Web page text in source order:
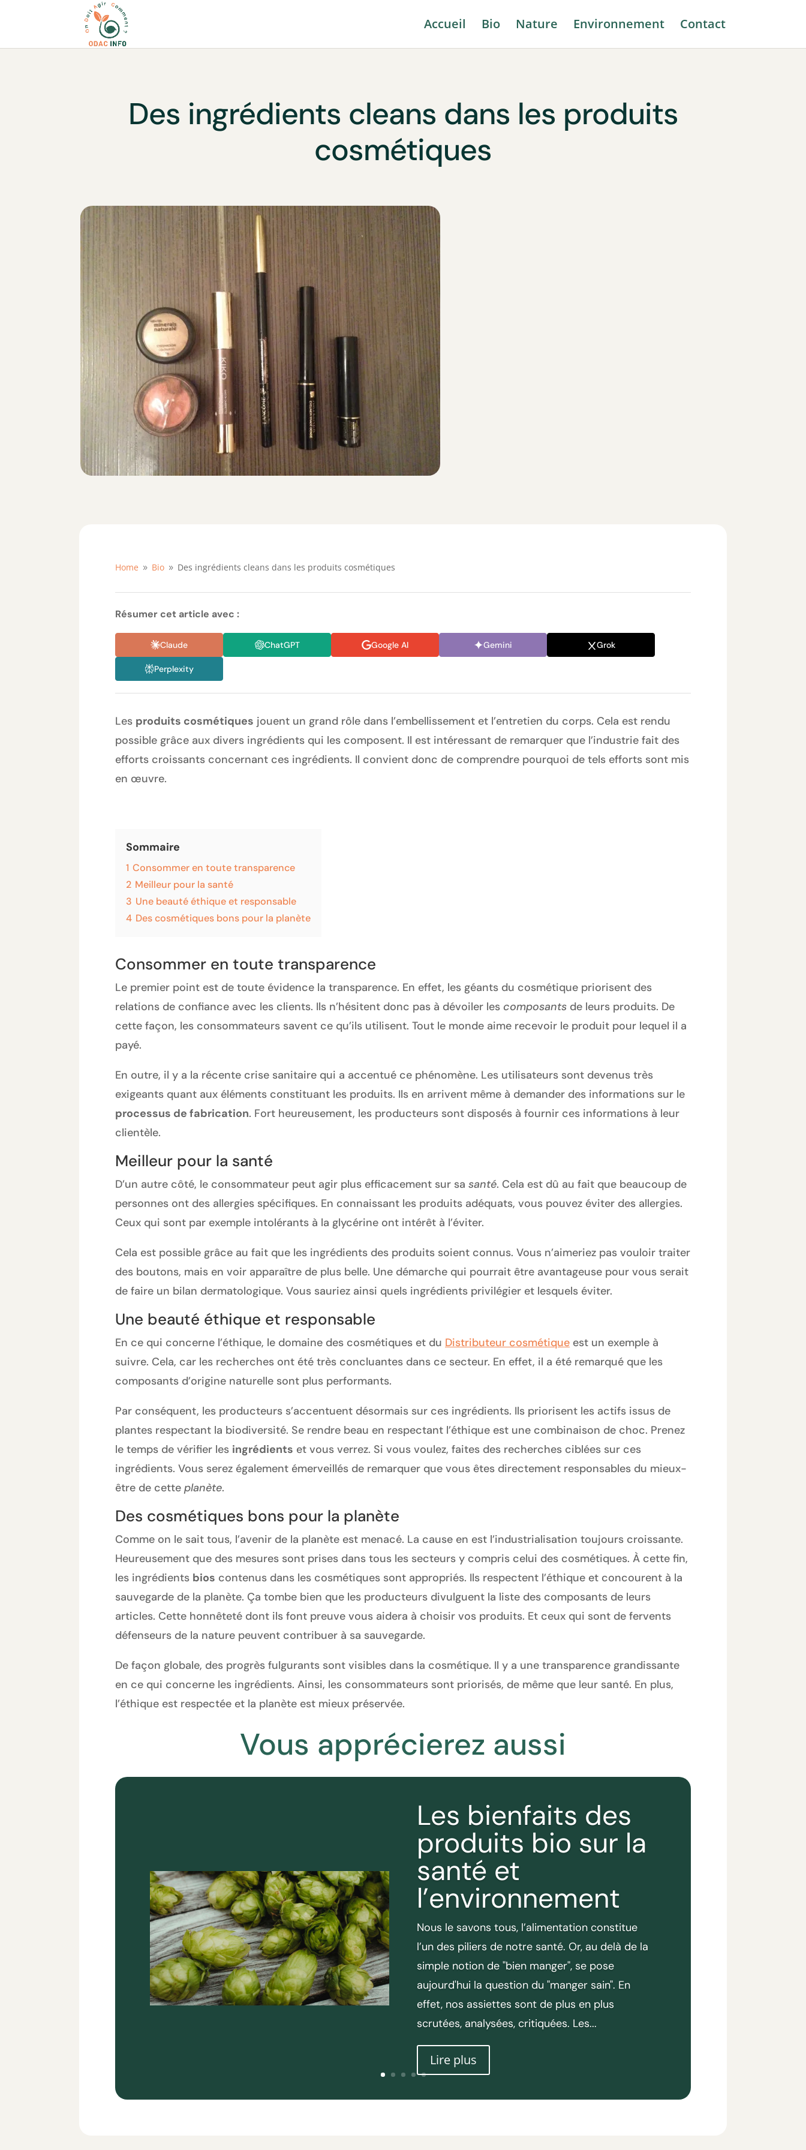
Accueil Bio Nature Environnement Contact
Des ingrédients cleans dans les produits
cosmétiques
Home 9 Bio 9 Des ingrédients cleans dans les produits cosmétiques
Résumer cet article avec :
Claude ChatGPT Google AI Gemini Grok
Perplexity
Les produits cosmétiques jouent un grand rôle dans l’embellissement et l’entretien du corps. Cela est rendu
possible grâce aux divers ingrédients qui les composent. Il est intéressant de remarquer que l’industrie fait des
efforts croissants concernant ces ingrédients. Il convient donc de comprendre pourquoi de tels efforts sont mis
en œuvre.
Sommaire
1 Consommer en toute transparence
2 Meilleur pour la santé
3 Une beauté éthique et responsable
4 Des cosmétiques bons pour la planète
Consommer en toute transparence
Le premier point est de toute évidence la transparence. En effet, les géants du cosmétique priorisent des
relations de confiance avec les clients. Ils n’hésitent donc pas à dévoiler les composants de leurs produits. De
cette façon, les consommateurs savent ce qu’ils utilisent. Tout le monde aime recevoir le produit pour lequel il a
payé.
En outre, il y a la récente crise sanitaire qui a accentué ce phénomène. Les utilisateurs sont devenus très
exigeants quant aux éléments constituant les produits. Ils en arrivent même à demander des informations sur le
processus de fabrication. Fort heureusement, les producteurs sont disposés à fournir ces informations à leur
clientèle.
Meilleur pour la santé
D’un autre côté, le consommateur peut agir plus efficacement sur sa santé. Cela est dû au fait que beaucoup de
personnes ont des allergies spécifiques. En connaissant les produits adéquats, vous pouvez éviter des allergies.
Ceux qui sont par exemple intolérants à la glycérine ont intérêt à l’éviter.
Cela est possible grâce au fait que les ingrédients des produits soient connus. Vous n’aimeriez pas vouloir traiter
des boutons, mais en voir apparaître de plus belle. Une démarche qui pourrait être avantageuse pour vous serait
de faire un bilan dermatologique. Vous sauriez ainsi quels ingrédients privilégier et lesquels éviter.
Une beauté éthique et responsable
En ce qui concerne l’éthique, le domaine des cosmétiques et du Distributeur cosmétique est un exemple à
suivre. Cela, car les recherches ont été très concluantes dans ce secteur. En effet, il a été remarqué que les
composants d’origine naturelle sont plus performants.
Par conséquent, les producteurs s’accentuent désormais sur ces ingrédients. Ils priorisent les actifs issus de
plantes respectant la biodiversité. Se rendre beau en respectant l’éthique est une combinaison de choc. Prenez
le temps de vérifier les ingrédients et vous verrez. Si vous voulez, faites des recherches ciblées sur ces
ingrédients. Vous serez également émerveillés de remarquer que vous êtes directement responsables du mieux-
être de cette planète.
Des cosmétiques bons pour la planète
Comme on le sait tous, l’avenir de la planète est menacé. La cause en est l’industrialisation toujours croissante.
Heureusement que des mesures sont prises dans tous les secteurs y compris celui des cosmétiques. À cette fin,
les ingrédients bios contenus dans les cosmétiques sont appropriés. Ils respectent l’éthique et concourent à la
sauvegarde de la planète. Ça tombe bien que les producteurs divulguent la liste des composants de leurs
articles. Cette honnêteté dont ils font preuve vous aidera à choisir vos produits. Et ceux qui sont de fervents
défenseurs de la nature peuvent contribuer à sa sauvegarde.
De façon globale, des progrès fulgurants sont visibles dans la cosmétique. Il y a une transparence grandissante
en ce qui concerne les ingrédients. Ainsi, les consommateurs sont priorisés, de même que leur santé. En plus,
l’éthique est respectée et la planète est mieux préservée.
Vous apprécierez aussi
Les bienfaits des
produits bio sur la
santé et
l’environnement
Nous le savons tous, l’alimentation constitue
l’un des piliers de notre santé. Or, au delà de la
simple notion de "bien manger", se pose
aujourd'hui la question du "manger sain". En
effet, nos assiettes sont de plus en plus
scrutées, analysées, critiquées. Les...
Lire plus